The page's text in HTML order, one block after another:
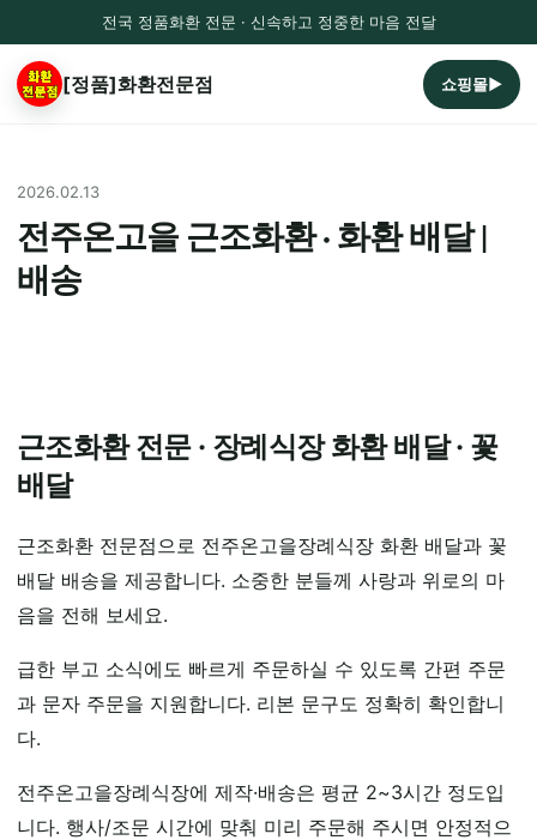
전국 정품화환 전문 · 신속하고 정중한 마음 전달
[정품]화환전문점 쇼핑몰▶
2026.02.13
전주온고을 근조화환 · 화환 배달 |
배송
근조화환 전문 · 장례식장 화환 배달 · 꽃
배달
근조화환 전문점으로 전주온고을장례식장 화환 배달과 꽃
배달 배송을 제공합니다. 소중한 분들께 사랑과 위로의 마
음을 전해 보세요.
급한 부고 소식에도 빠르게 주문하실 수 있도록 간편 주문
과 문자 주문을 지원합니다. 리본 문구도 정확히 확인합니
다.
전주온고을장례식장에 제작·배송은 평균 2~3시간 정도입
니다. 행사/조문 시간에 맞춰 미리 주문해 주시면 안정적으